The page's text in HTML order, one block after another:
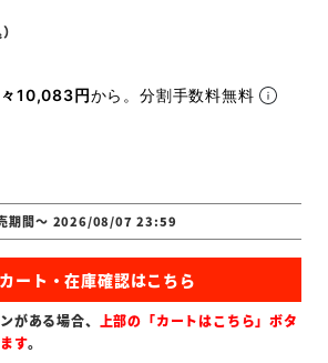
々10,083円から。分割手数料無料
期間〜 2026/08/07 23:59
がある場合、 上部の「カートはこちら」ボタ
す。